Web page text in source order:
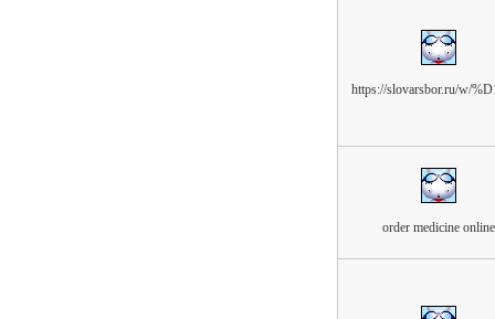
https://slovarsbor.ru/w/
order medicine online